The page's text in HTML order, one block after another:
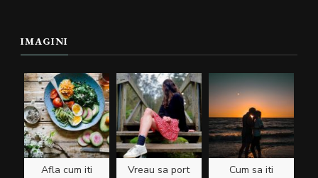
IMAGINI
Afla cum iti
Vreau sa port
Cum sa iti